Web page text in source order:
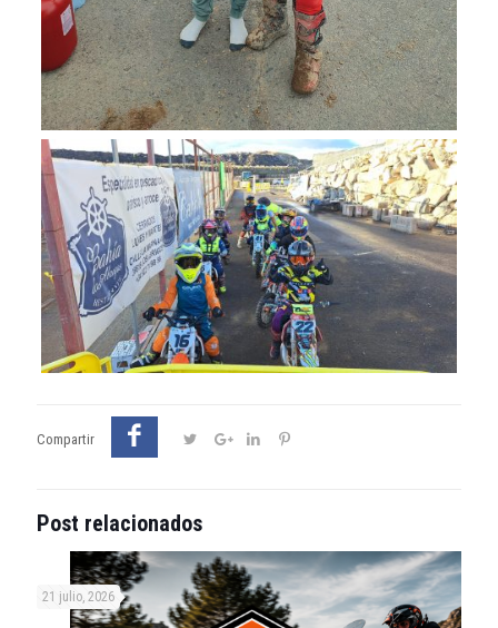
Compartir
Post relacionados
21 julio, 2026